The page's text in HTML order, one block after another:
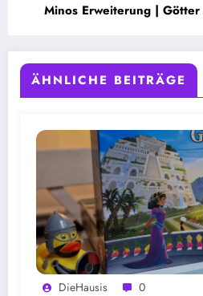
Minos Erweiterung |
ÄHNLICHE BEITRÄGE
DieHausis 0